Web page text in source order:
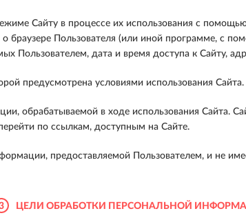
Сайту в процессе их использования с
Пользователя (или иной программе, с
Пользователем, дата и время доступа к Сайту,
предусмотрена условиями использования Сайта.
обрабатываемой в ходе использования Сайта.
по ссылкам, доступным на Сайте.
предоставляемой Пользователем, и не
ЦЕЛИ ОБРАБОТКИ ПЕРСОНАЛЬНОЙ